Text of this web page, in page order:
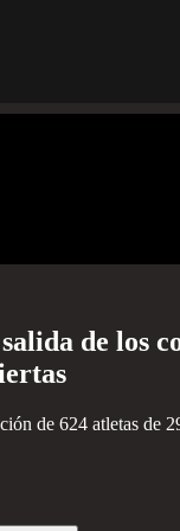
de los
de 624 atletas de